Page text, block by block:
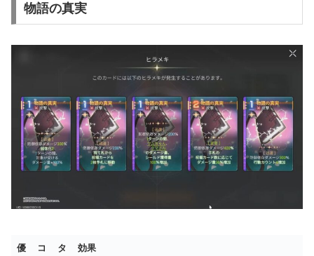
物語の真実
優
コ
タ
効果